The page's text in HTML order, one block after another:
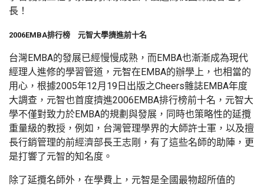
長！
2006EMBA排行榜 元智大學擠進前十名
台灣EMBA的發展已經慢慢成熟，而EMBA也漸漸成為現代
經理人進修的學習管道，元智在EMBA的辦學上，也相當的
用心，根據2005年12月19日出版之Cheers雜誌EMBA年度
大調查，元智也首度擠進2006EMBA排行榜前十名，元智大
學不僅對致力於EMBA的規劃與發展，同時也策略性的延攬
重量級的教授，例如，台灣管理學界的大師許士軍，以及擅
長行銷管理的前經濟部長王志剛，有了這些名師的助陣，更
是打響了元智的知名度。
除了延攬名師外，在學費上，元智是全國最物超所值的